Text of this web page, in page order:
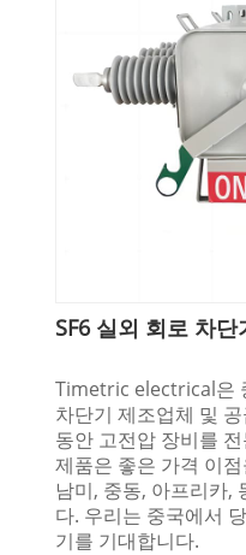
SF6 실외 회로 차단
Timetric electrical은
차단기 제조업체 및
동안 고전압 장비를
제품은 좋은 가격 이
남미, 중동, 아프리카,
다. 우리는 중국에서
기를 기대합니다.